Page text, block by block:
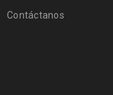
Contáctanos